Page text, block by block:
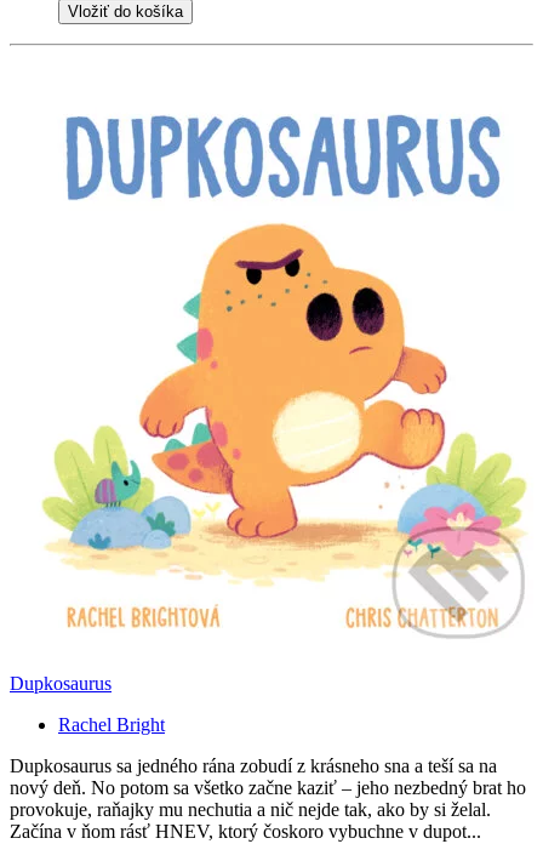
Vložiť do košíka
Dupkosaurus
Rachel Bright
Dupkosaurus sa jedného rána zobudí z krásneho sna a teší sa na
nový deň. No potom sa všetko začne kaziť – jeho nezbedný brat ho
provokuje, raňajky mu nechutia a nič nejde tak, ako by si želal.
Začína v ňom rásť HNEV, ktorý čoskoro vybuchne v dupot...